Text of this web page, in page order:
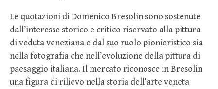
Le quotazioni di Domenico Bresolin sono sostenute
dall’interesse storico e critico riservato alla pittura
di veduta veneziana e dal suo ruolo pionieristico sia
nella fotografia che nell’evoluzione della pittura di
paesaggio italiana. Il mercato riconosce in Bresolin
una figura di rilievo nella storia dell’arte veneta